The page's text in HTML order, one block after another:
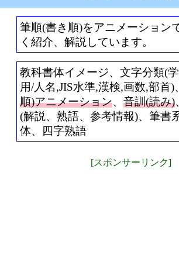
筆順(書き順)をアニメーション
く紹介、解説しています。
教科書体イメージ、文字分類(
用/人名,JIS水準,漢検,画数,部首)、
順)アニメーション、 音訓(読み)
(解説、熟語、参考情報)、筆書
体、四字熟語
[スポンサーリンク]